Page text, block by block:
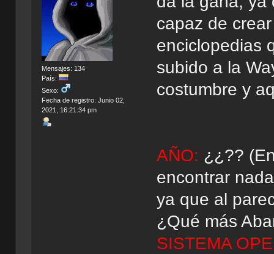
Mensajes: 134
País:
Sexo:
Fecha de registro: Junio 02,
2021, 16:21:34 pm
capaz de
enciclopedias
subido a la
costumbre y
AÑO: ¿¿??
encontrar
ya que al
¿Qué más
SISTEMA